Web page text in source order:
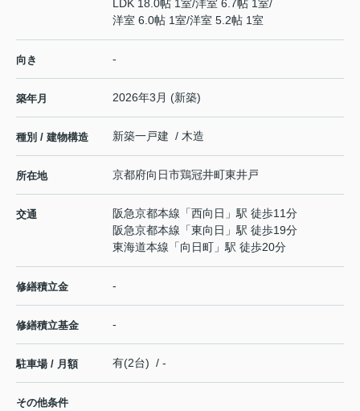
LDK 18.0帖 1室/洋室 6.7帖 1室/
洋室 6.0帖 1室/洋室 5.2帖 1室
向き -
築年月 2026年3月 (新築)
種別 / 建物構造 新築一戸建 / 木造
所在地 京都府向日市鶏冠井町東井戸
交通 阪急京都本線 「西向日 」駅 徒歩11分
阪急京都本線 「東向日 」駅 徒歩19分
東海道本線 「向日町 」駅 徒歩20分
修繕積立金 -
修繕積立基金 -
駐車場 / 月額 有(2台) / -
その他条件